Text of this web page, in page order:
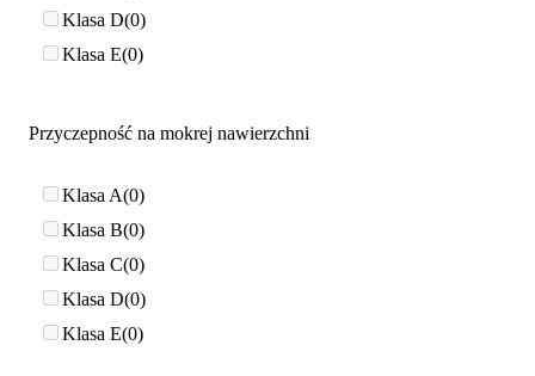
Klasa D 0
Klasa E 0
Przyczepność na mokrej nawierzchni
Klasa A 0
Klasa B 0
Klasa C 0
Klasa D 0
Klasa E 0